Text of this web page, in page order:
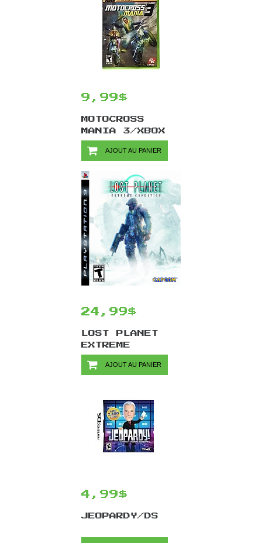
9,99$
MOTOCROSS
MANIA 3/XBOX
AJOUT AU PANIER
24,99$
LOST PLANET
EXTREME
CONDITION/PS3
AJOUT AU PANIER
4,99$
JEOPARDY/DS